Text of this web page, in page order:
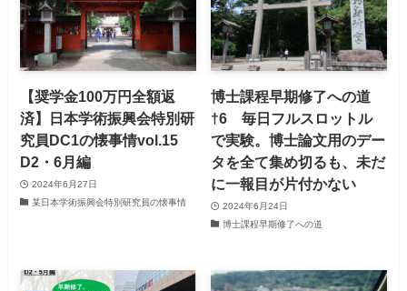
【奨学金100万円全額返
済】日本学術振興会特別研
究員DC1の懐事情vol.15
D2・6月編
2024年6月27日
某日本学術振興会特別研究員の懐事情
博士課程早期修了への道
†6 毎日フルスロットル
で実験。博士論文用のデー
タを全て集め切るも、未だ
に一報目が片付かない
2024年6月24日
博士課程早期修了への道